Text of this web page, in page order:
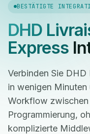
BESTÄTIGTE
DHD
Express
Verbinden Sie
in wenigen Minuten
Workflow zwischen
Programmierung,
komplizierte